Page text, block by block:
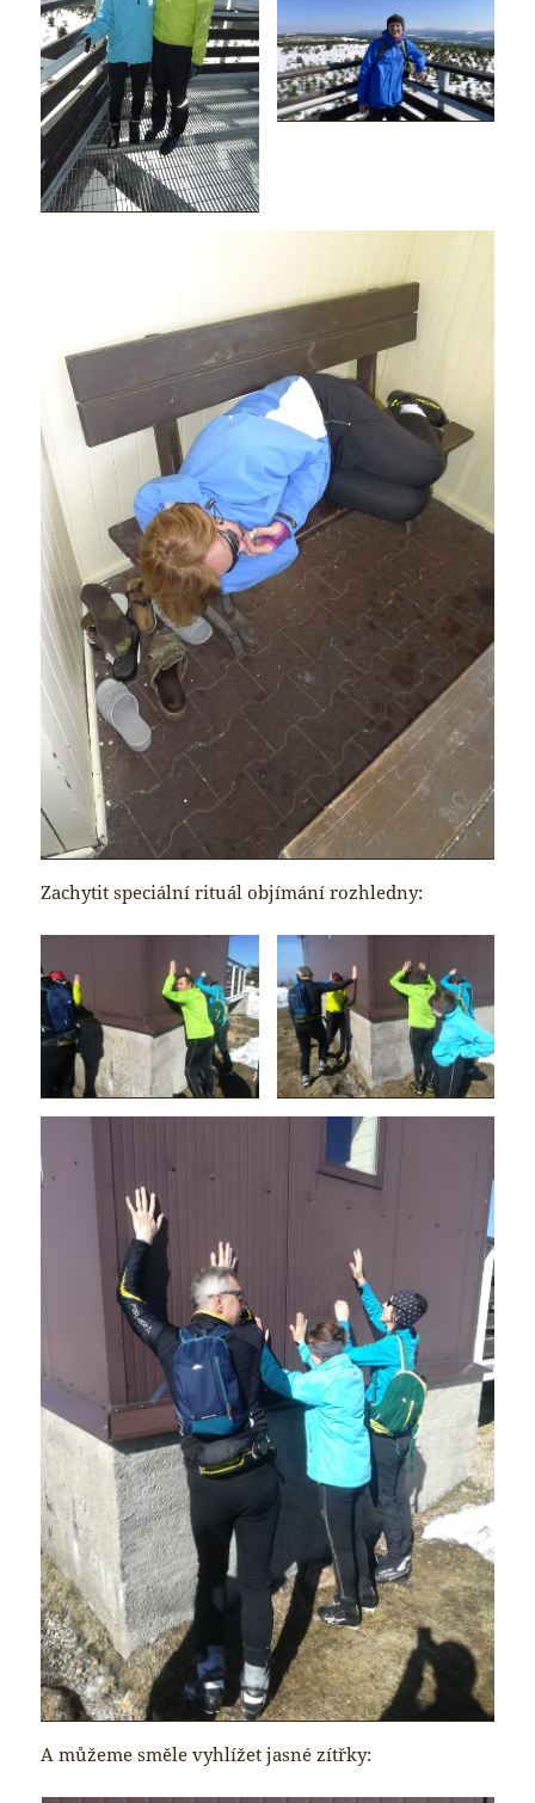
Zachytit speciální rituál objímání rozhledny:
A můžeme směle vyhlížet jasné zítřky: